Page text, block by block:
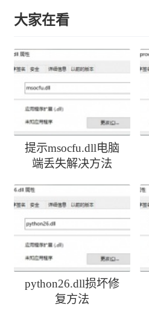
大家在看
提示msocfu.dll电脑
端丢失解决方法
python26.dll损坏修
复方法